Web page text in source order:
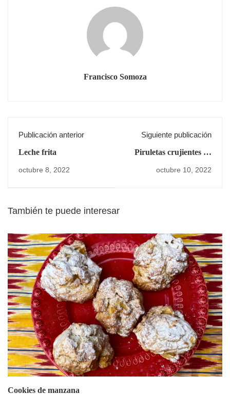
Francisco Somoza
Publicación anterior
Leche frita
octubre 8, 2022
Siguiente publicación
Piruletas crujientes de
octubre 10, 2022
También te puede interesar
Cookies de manzana